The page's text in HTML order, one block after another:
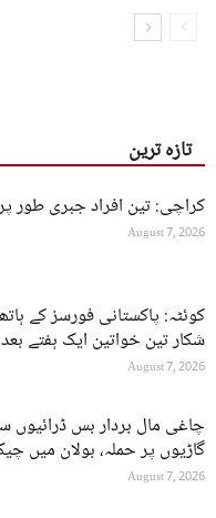
تازہ ترین
کراچی: تین افراد جبری طور پر
August 7, 2026
کوئٹہ: پاکستانی فورسز کے
شکار تین خواتین ایک ہفتے
August 7, 2026
چاغی مال بردار بس
گاڑیوں پر حملہ، بولان میں
August 7, 2026